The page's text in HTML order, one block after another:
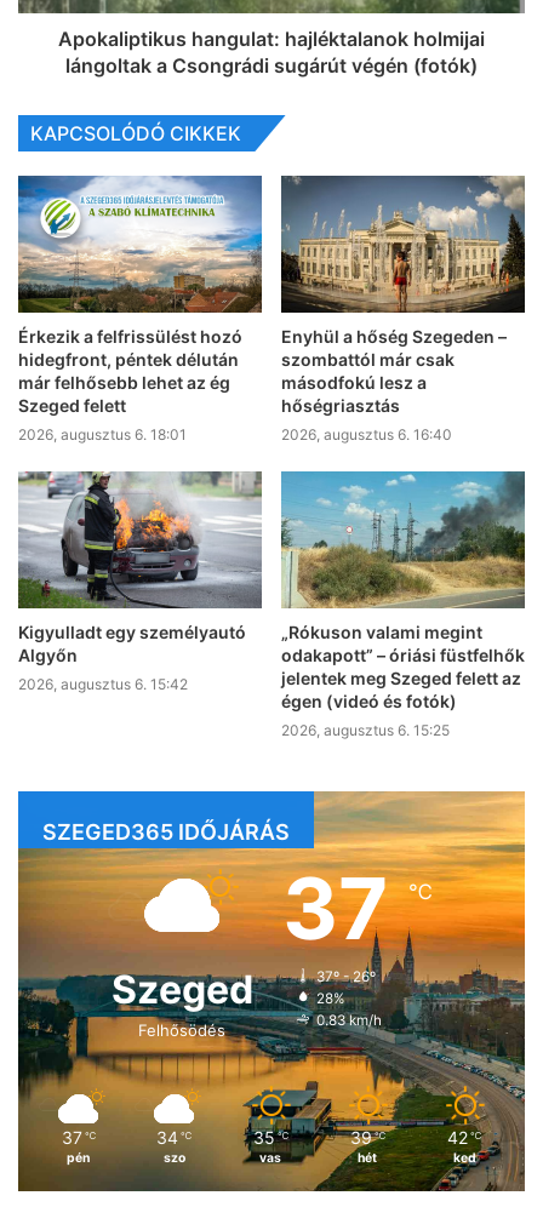
Apokaliptikus hangulat: hajléktalanok holmijai
lángoltak a Csongrádi sugárút végén (fotók)
KAPCSOLÓDÓ CIKKEK
Érkezik a felfrissülést hozó
hidegfront, péntek délután
már felhősebb lehet az ég
Szeged felett
2026, augusztus 6. 18:01
Enyhül a hőség Szegeden –
szombattól már csak
másodfokú lesz a
hőségriasztás
2026, augusztus 6. 16:40
Kigyulladt egy személyautó
Algyőn
2026, augusztus 6. 15:42
„Rókuson valami megint
odakapott” – óriási füstfelhők
jelentek meg Szeged felett az
égen (videó és fotók)
2026, augusztus 6. 15:25
SZEGED365 IDŐJÁRÁS
Szeged
Felhősödés
37℃
37º - 26º
28%
0.83 km/h
37 ℃
pén
34 ℃
szo
35 ℃
vas
39 ℃
hét
42 ℃
ked